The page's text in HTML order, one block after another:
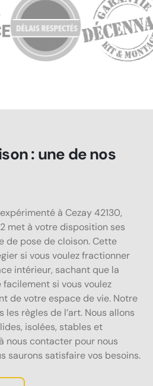
: une de nos
à Cezay 42130,
met à votre disposition ses
de pose de cloison. Cette
si vous voulez fractionner
intérieur, sachant que la
si vous voulez
de votre espace de vie. Notre
règles de l’art. Nous allons
isolées, stables et
nous contacter pour nous
saurons satisfaire vos besoins.